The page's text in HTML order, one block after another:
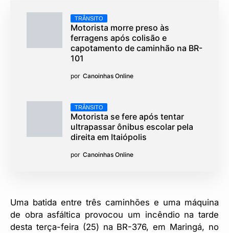
TRÂNSITO
Motorista morre preso às
ferragens após colisão e
capotamento de caminhão na BR-
101
por Canoinhas Online
TRÂNSITO
Motorista se fere após tentar
ultrapassar ônibus escolar pela
direita em Itaiópolis
por Canoinhas Online
Uma batida entre três caminhões e uma máquina
de obra asfáltica provocou um incêndio na tarde
desta terça-feira (25) na BR-376, em Maringá, no